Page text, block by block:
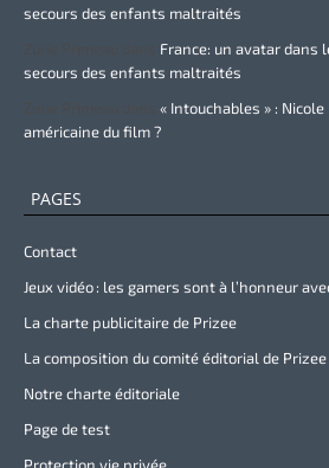
secours des enfants maltraités
France: un avatar dans
secours des enfants maltraités
« Intouchables » :
américaine du film ?
PAGES
Contact
Jeux vidéo : les gamers sont à l’honneur
La charte publicitaire de Prizee
La composition du comité éditorial de Prizee
Notre charte éditoriale
Page de test